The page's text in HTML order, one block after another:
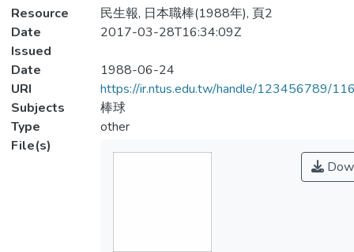
Resource
民生報, 日本職棒(1988年), 頁2
Date
Issued
2017-03-28T16:34:09Z
Date
1988-06-24
URI
https://ir.ntus.edu.tw/handle/123456789/
Subjects
棒球
Type
other
File(s)